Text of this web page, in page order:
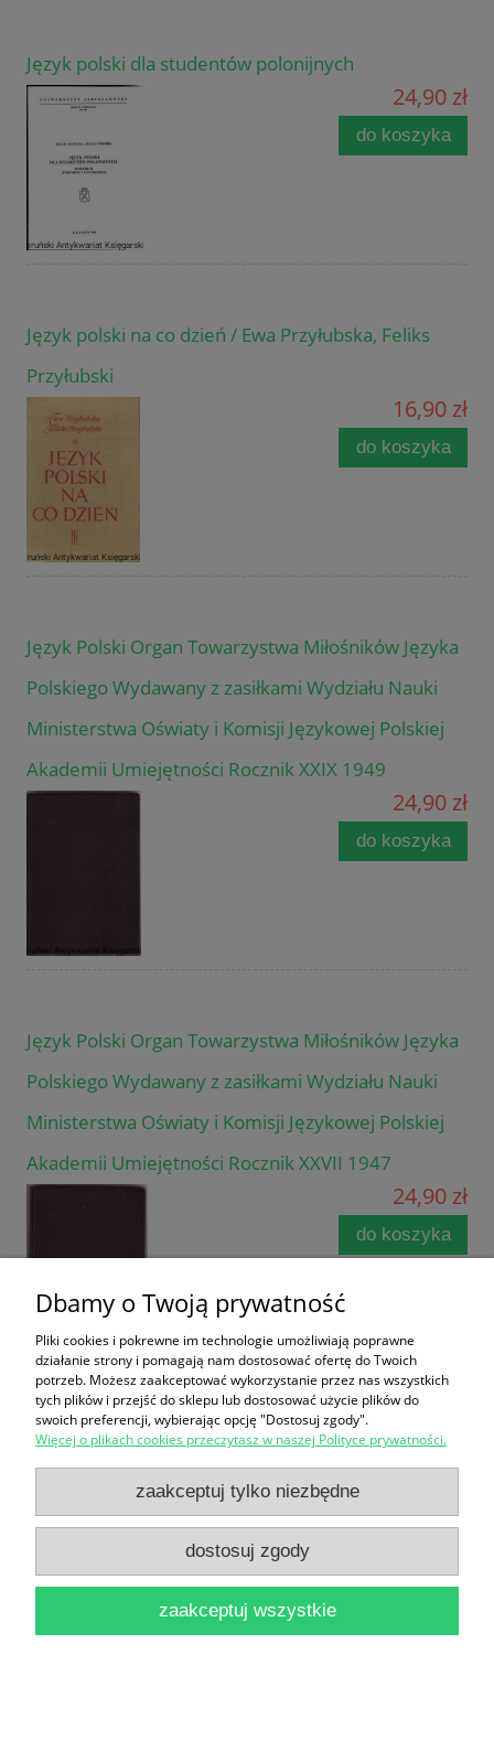
Język polski dla studentów polonijnych
24,90 zł
do koszyka
Język polski na co dzień / Ewa Przyłubska, Feliks
Przyłubski
16,90 zł
do koszyka
Język Polski Organ Towarzystwa Miłośników Języka
Polskiego Wydawany z zasiłkami Wydziału Nauki
Ministerstwa Oświaty i Komisji Językowej Polskiej
Akademii Umiejętności Rocznik XXIX 1949
24,90 zł
do koszyka
Język Polski Organ Towarzystwa Miłośników Języka
Polskiego Wydawany z zasiłkami Wydziału Nauki
Ministerstwa Oświaty i Komisji Językowej Polskiej
Akademii Umiejętności Rocznik XXVII 1947
24,90 zł
do koszyka
Język Polski Rocznik XXVIII / Praca zbiorowa
38,90 zł
Dbamy o Twoją prywatność
Pliki cookies i pokrewne im technologie umożliwiają poprawne
działanie strony i pomagają nam dostosować ofertę do Twoich
potrzeb. Możesz zaakceptować wykorzystanie przez nas wszystkich
tych plików i przejść do sklepu lub dostosować użycie plików do
swoich preferencji, wybierając opcję "Dostosuj zgody".
Więcej o plikach cookies przeczytasz w naszej Polityce prywatności.
zaakceptuj tylko niezbędne
dostosuj zgody
zaakceptuj wszystkie